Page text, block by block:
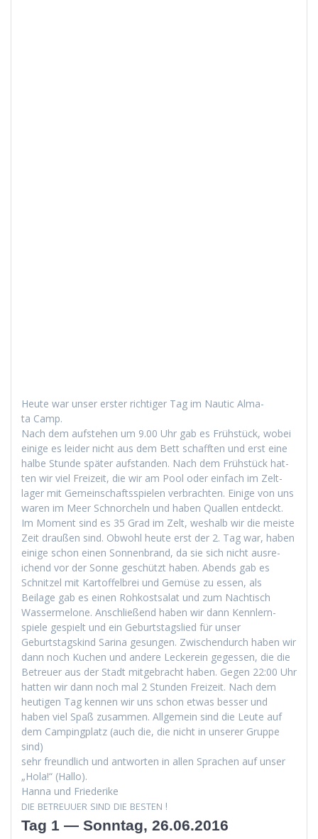
Heute war unser erster richtiger Tag im Nau­tic Alma­
ta Camp.
Nach dem auf­ste­hen um 9.00 Uhr gab es Früh­stück, wobei
einige es lei­der nicht aus dem Bett schafften und erst eine
halbe Stunde später auf­s­tanden. Nach dem Früh­stück hat­
ten wir viel Freizeit, die wir am Pool oder ein­fach im Zelt­
lager mit Gemein­schaftsspie­len ver­bracht­en. Einige von uns
waren im Meer Schnorcheln und haben Quallen ent­deckt.
Im Moment sind es 35 Grad im Zelt, weshalb wir die meiste
Zeit draußen sind. Obwohl heute erst der 2. Tag war, haben
einige schon einen Son­nen­brand, da sie sich nicht aus­re­
ichend vor der Sonne geschützt haben. Abends gab es
Schnitzel mit Kartof­fel­brei und Gemüse zu essen, als
Beilage gab es einen Rohkost­salat und zum Nachtisch
Wasser­mel­one. Anschließend haben wir dann Kennlern­
spiele gespielt und ein Geburt­stagslied für unser
Geburt­stagskind Sari­na gesun­gen. Zwis­chen­durch haben wir
dann noch Kuchen und andere Leck­ere­in gegessen, die die
Betreuer aus der Stadt mit­ge­bracht haben. Gegen 22:00 Uhr
hat­ten wir dann noch mal 2 Stun­den Freizeit. Nach dem
heuti­gen Tag ken­nen wir uns schon etwas bess­er und
haben viel Spaß zusam­men. All­ge­mein sind die Leute auf
dem Camp­ing­platz (auch die, die nicht in unser­er Gruppe
sind)
sehr fre­undlich und antworten in allen Sprachen auf unser
„Hola!“ (Hal­lo).
Han­na und Friederike
DIE BETREUUER SIND DIE BESTEN !
Tag 1 — Sonntag, 26.06.2016